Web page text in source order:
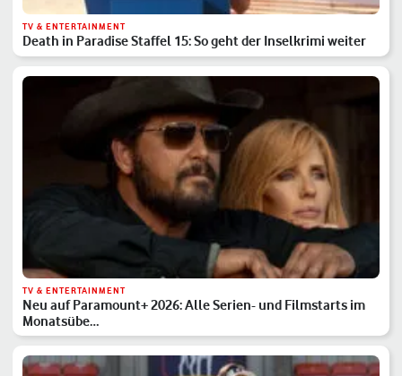
TV & ENTERTAINMENT
Death in Paradise Staffel 15: So geht der Inselkrimi weiter
TV & ENTERTAINMENT
Neu auf Paramount+ 2026: Alle Serien- und Filmstarts im
Monatsübe…